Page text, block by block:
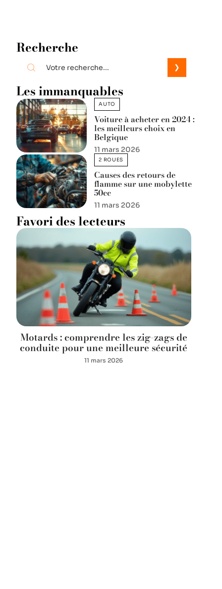
Recherche
Les immanquables
AUTO
Voiture à acheter en 2024 :
les meilleurs choix en
Belgique
11 mars 2026
2 ROUES
Causes des retours de
flamme sur une mobylette
50cc
11 mars 2026
Favori des lecteurs
Motards : comprendre les zig-zags de
conduite pour une meilleure sécurité
11 mars 2026